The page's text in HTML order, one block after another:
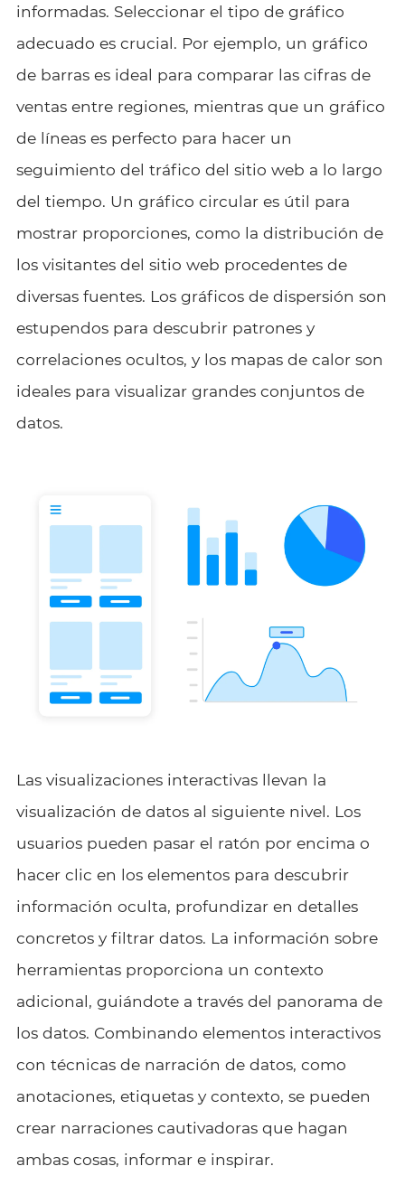
informadas. Seleccionar el tipo de gráfico
adecuado es crucial. Por ejemplo, un gráfico
de barras es ideal para comparar las cifras de
ventas entre regiones, mientras que un gráfico
de líneas es perfecto para hacer un
seguimiento del tráfico del sitio web a lo largo
del tiempo. Un gráfico circular es útil para
mostrar proporciones, como la distribución de
los visitantes del sitio web procedentes de
diversas fuentes. Los gráficos de dispersión son
estupendos para descubrir patrones y
correlaciones ocultos, y los mapas de calor son
ideales para visualizar grandes conjuntos de
datos.
Las visualizaciones interactivas llevan la
visualización de datos al siguiente nivel. Los
usuarios pueden pasar el ratón por encima o
hacer clic en los elementos para descubrir
información oculta, profundizar en detalles
concretos y filtrar datos. La información sobre
herramientas proporciona un contexto
adicional, guiándote a través del panorama de
los datos. Combinando elementos interactivos
con técnicas de narración de datos, como
anotaciones, etiquetas y contexto, se pueden
crear narraciones cautivadoras que hagan
ambas cosas, informar e inspirar.